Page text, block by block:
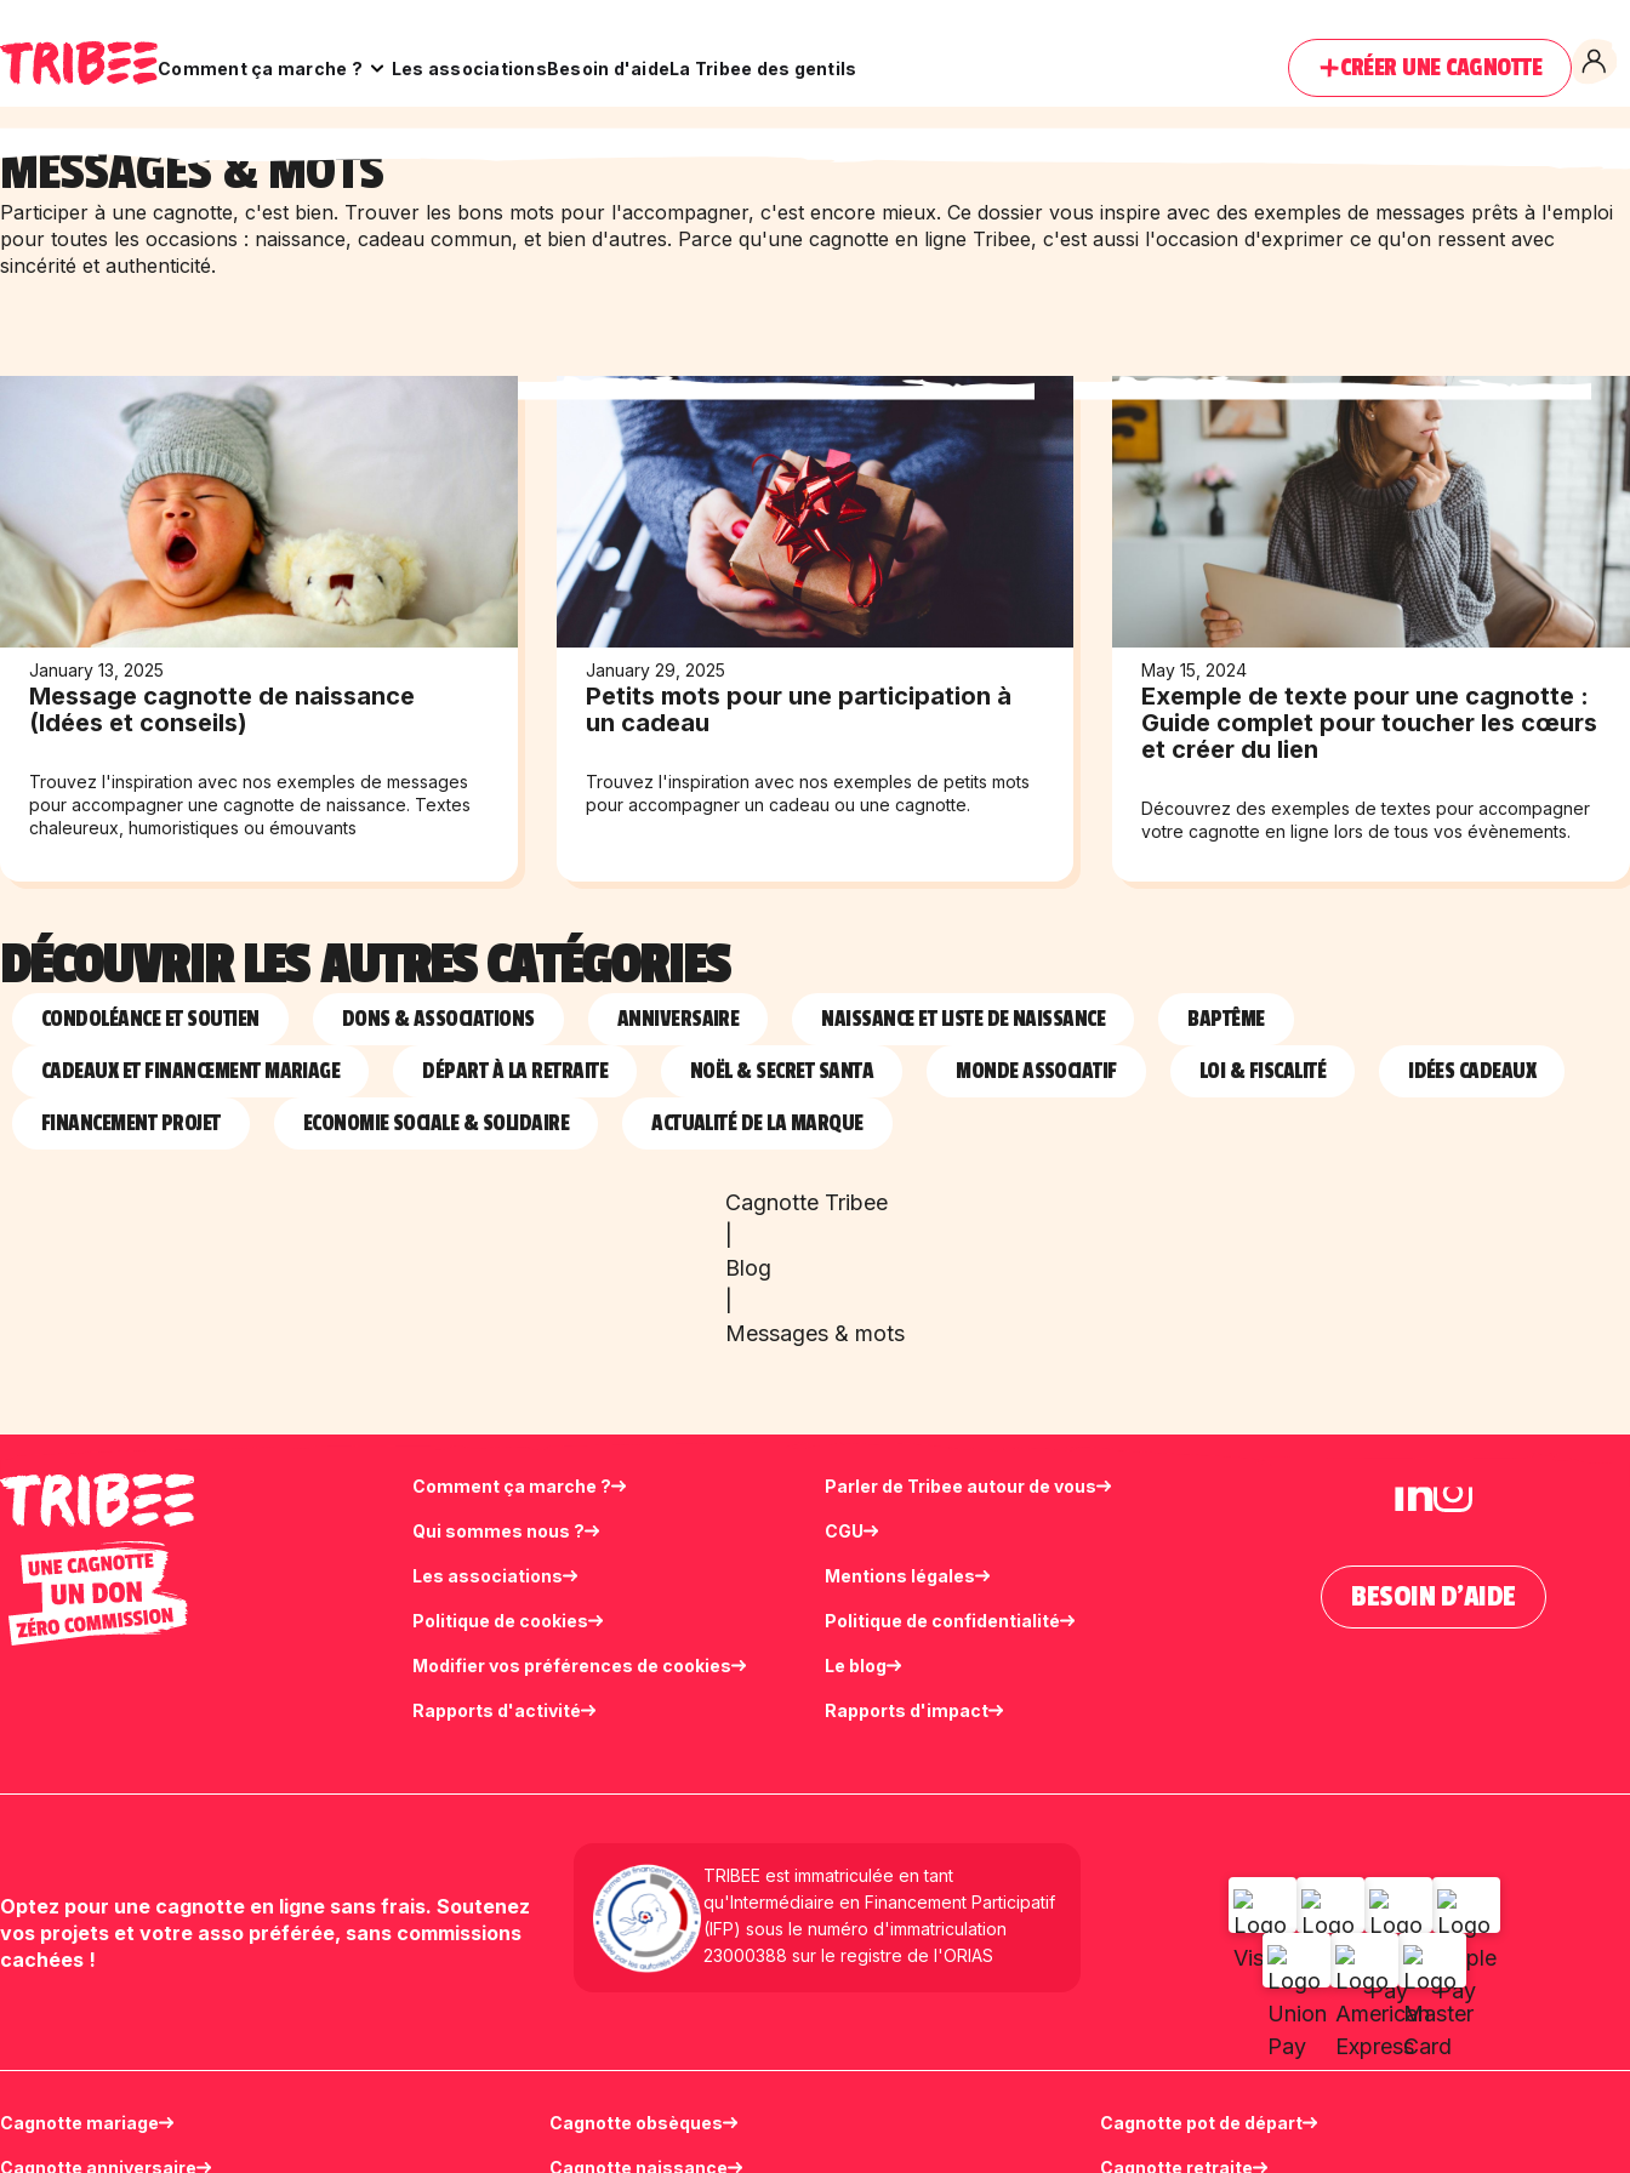
Comment ça marche ? Les associationsBesoin d'aideLa Tribee des gentils CRÉER UNE CAGNOTTE
MESSAGES & MOTS
Participer à une cagnotte, c'est bien. Trouver les bons mots pour l'accompagner, c'est encore mieux. Ce dossier vous inspire avec des exemples de messages prêts à l'emploi
pour toutes les occasions : naissance, cadeau commun, et bien d'autres. Parce qu'une cagnotte en ligne Tribee, c'est aussi l'occasion d'exprimer ce qu'on ressent avec
sincérité et authenticité.
January 13, 2025
Message cagnotte de naissance
(Idées et conseils)
Trouvez l'inspiration avec nos exemples de messages
pour accompagner une cagnotte de naissance. Textes
chaleureux, humoristiques ou émouvants
January 29, 2025
Petits mots pour une participation à
un cadeau
Trouvez l'inspiration avec nos exemples de petits mots
pour accompagner un cadeau ou une cagnotte.
May 15, 2024
Exemple de texte pour une cagnotte :
Guide complet pour toucher les cœurs
et créer du lien
Découvrez des exemples de textes pour accompagner
votre cagnotte en ligne lors de tous vos évènements.
DÉCOUVRIR LES AUTRES CATÉGORIES
CONDOLÉANCE ET SOUTIEN DONS & ASSOCIATIONS ANNIVERSAIRE NAISSANCE ET LISTE DE NAISSANCE BAPTÊME
CADEAUX ET FINANCEMENT MARIAGE DÉPART À LA RETRAITE NOËL & SECRET SANTA MONDE ASSOCIATIF LOI & FISCALITÉ IDÉES CADEAUX
FINANCEMENT PROJET ECONOMIE SOCIALE & SOLIDAIRE ACTUALITÉ DE LA MARQUE
Cagnotte Tribee
Blog
Messages & mots
Comment ça marche ?
Qui sommes nous ?
Les associations
Politique de cookies
Modifier vos préférences de cookies
Rapports d'activité
Parler de Tribee autour de vous
CGU
Mentions légales
Politique de confidentialité
Le blog
Rapports d'impact
BESOIN D'AIDE
Optez pour une cagnotte en ligne sans frais. Soutenez
vos projets et votre asso préférée, sans commissions
cachées !
TRIBEE est immatriculée en tant
qu'Intermédiaire en Financement Participatif
(IFP) sous le numéro d'immatriculation
23000388 sur le registre de l'ORIAS
Cagnotte mariage
Cagnotte anniversaire
Cagnotte obsèques
Cagnotte naissance
Cagnotte pot de départ
Cagnotte retraite